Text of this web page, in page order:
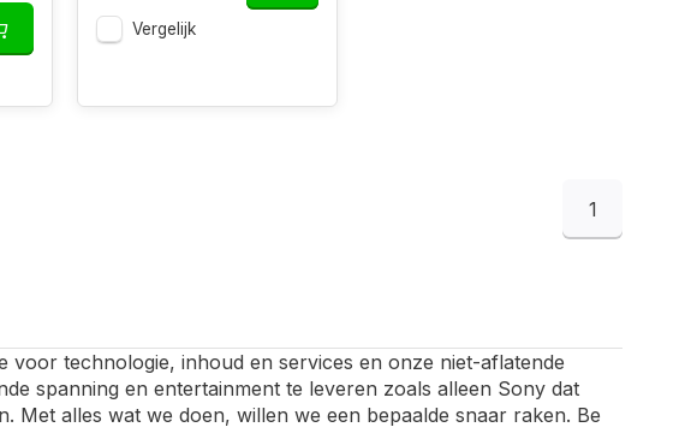
Vergelijk
1
voor technologie, inhoud en services en onze niet-aflatende
spanning en entertainment te leveren zoals alleen Sony dat
Met alles wat we doen, willen we een bepaalde snaar raken. Be